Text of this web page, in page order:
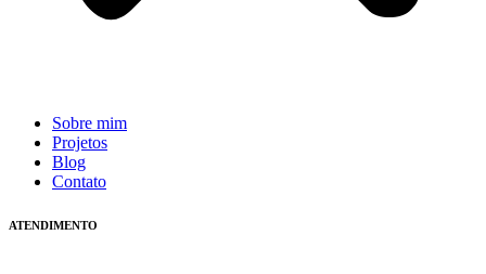
Sobre mim
Projetos
Blog
Contato
ATENDIMENTO